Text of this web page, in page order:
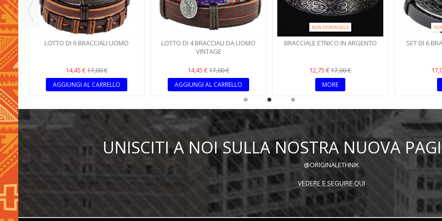
DA LOTTO DI 6 BRACCIALI UOMO
14,45 €17,00 €
AGGIUNGI AL CARRELLO
LOTTO DI 4 BRACCIALI DA UOMO
VINTAGE
14,45 €17,00 €
AGGIUNGI AL CARRELLO
NON DISPONIBILE
BRACCIALE ETNICO IN ARGENTO
12,75 €17,00 €
MORE
SET DI 6
UNISCITI A NOI SULLA NOSTRA NUOVA
@ORIGINALETHNIK
VEDERE E SEGUIRE QUI